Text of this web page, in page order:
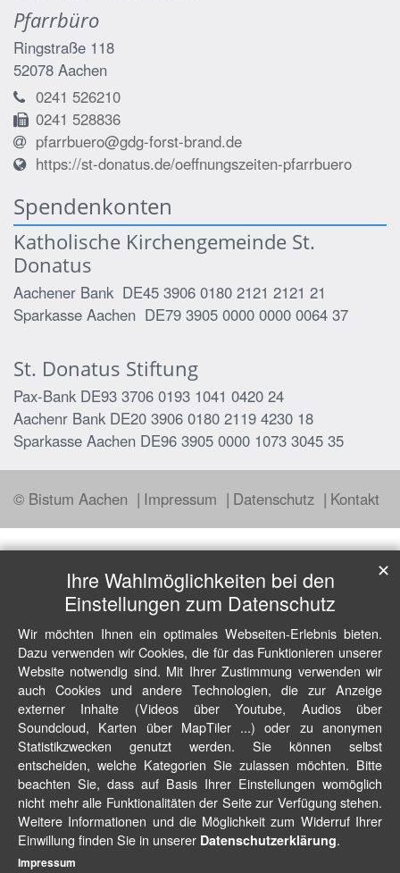
Pfarrbüro
Ringstraße 118
52078 Aachen
0241 526210
0241 528836
pfarrbuero@gdg-forst-brand.de
https://st-donatus.de/oeffnungszeiten-pfarrbuero
Spendenkonten
Katholische Kirchengemeinde St.
Donatus
Aachener Bank DE45 3906 0180 2121 2121 21
Sparkasse Aachen DE79 3905 0000 0000 0064 37
St. Donatus Stiftung
Pax-Bank DE93 3706 0193 1041 0420 24
Aachenr Bank DE20 3906 0180 2119 4230 18
Sparkasse Aachen DE96 3905 0000 1073 3045 35
© Bistum Aachen Impressum Datenschutz Kontakt
Ihre Wahlmöglichkeiten bei den
Einstellungen zum Datenschutz
Wir möchten Ihnen ein optimales Webseiten-Erlebnis bieten.
Dazu verwenden wir Cookies, die für das Funktionieren unserer
Website notwendig sind. Mit Ihrer Zustimmung verwenden wir
auch Cookies und andere Technologien, die zur Anzeige
externer Inhalte (Videos über Youtube, Audios über
Soundcloud, Karten über MapTiler ...) oder zu anonymen
Statistikzwecken genutzt werden. Sie können selbst
entscheiden, welche Kategorien Sie zulassen möchten. Bitte
beachten Sie, dass auf Basis Ihrer Einstellungen womöglich
nicht mehr alle Funktionalitäten der Seite zur Verfügung stehen.
Weitere Informationen und die Möglichkeit zum Widerruf Ihrer
Einwillung finden Sie in unserer Datenschutzerklärung.
✕
Impressum